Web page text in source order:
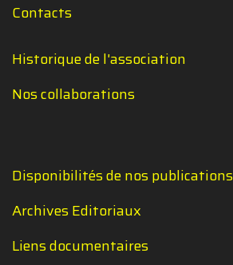
Contacts
Historique de l'association
Nos collaborations
Disponibilités de nos publications
Archives Editoriaux
Liens documentaires